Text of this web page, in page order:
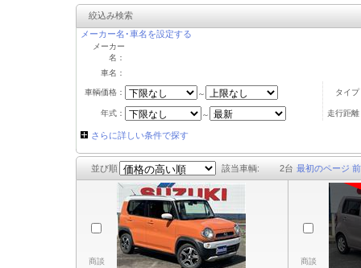
絞込み検索
メーカー名･車名を設定する
メーカー
名：
車名：
車輌価格： ～ タイプ
年式： ～ 走行距離
さらに詳しい条件で探す
並び順 該当車輌: 2台 最初のページ
商談
商談